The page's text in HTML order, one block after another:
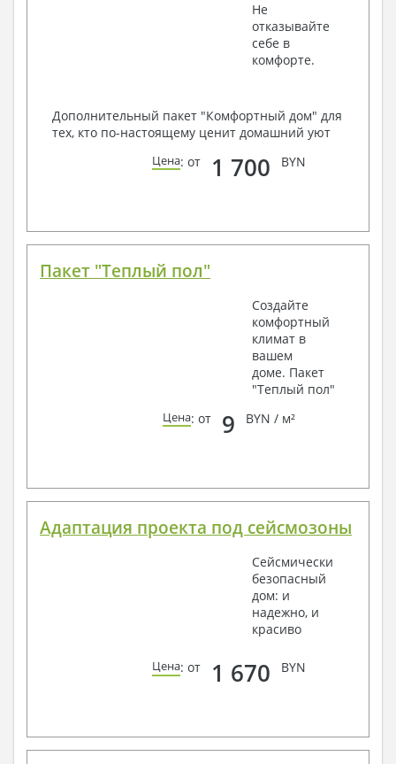
Не
отказывайте
себе в
комфорте.
Дополнительный пакет "Комфортный дом" для
тех, кто по-настоящему ценит домашний уют
Цена: от 1 700 BYN
Пакет "Теплый пол"
Создайте
комфортный
климат в
вашем
доме. Пакет
"Теплый пол"
Цена: от 9 BYN / м²
Адаптация проекта под сейсмозоны
Сейсмически
безопасный
дом: и
надежно, и
красиво
Цена: от 1 670 BYN